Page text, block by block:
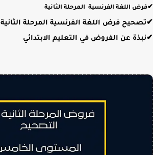
✔فرض اللغة الفرنسية المرحلة الثانية
✔تصحيح فرض اللغة الفرنسية المرحلة الثانية
✔نبذة عن الفروض في التعليم الابتدائي